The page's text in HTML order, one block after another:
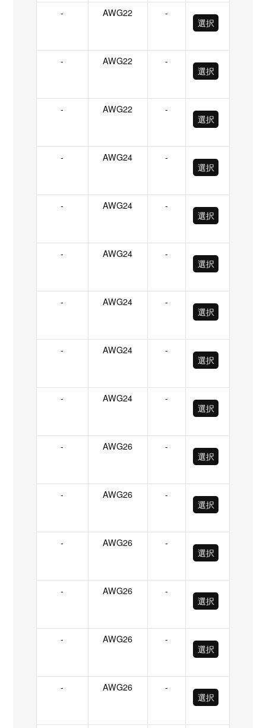
- AWG22
-
選択
- AWG22
-
選択
- AWG22
-
選択
- AWG24
-
選択
- AWG24
-
選択
- AWG24
-
選択
- AWG24
-
選択
- AWG24
-
選択
- AWG24
-
選択
- AWG26
-
選択
- AWG26
-
選択
- AWG26
-
選択
- AWG26
-
選択
- AWG26
-
選択
- AWG26
-
選択